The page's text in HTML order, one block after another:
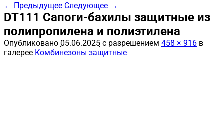
← Предыдущее Следующее →
DT111 Сапоги-бахилы защитные из
полипропилена и полиэтилена
Опубликовано 05.06.2025 с разрешением 458 × 916 в
галерее Комбинезоны защитные